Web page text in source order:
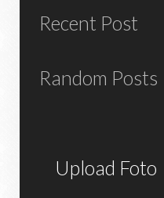
Recent Post
Random Posts
Upload Foto